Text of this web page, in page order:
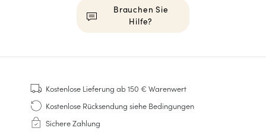
Brauchen Sie
Hilfe?
Sneakers
Goodyear genäht
Derbys & Richelieu
Richelieu-Herrenschuhe
Kostenlose Lieferung ab 150 € Warenwert
Kostenlose Rücksendung siehe Bedingungen
Sichere Zahlung